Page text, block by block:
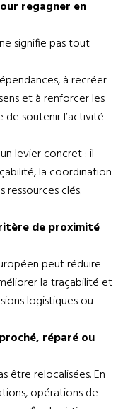
regagner en
signifie pas tout
à recréer
et à renforcer les
de soutenir l’activité
levier concret : il
la coordination
ressources clés.
de proximité
peut réduire
la traçabilité et
logistiques ou
réparé ou
être relocalisées. En
opérations de